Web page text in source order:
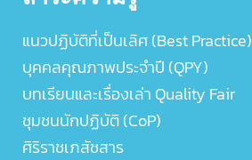
แนวปฏิบัติที่เป็นเลิศ (Best Practice)
บุคคลคุณภาพประจำปี (QPY)
บทเรียนและเรื่องเล่า Quality Fair
ชุมชนนักปฏิบัติ (CoP)
ศิริราชเภสัชสาร